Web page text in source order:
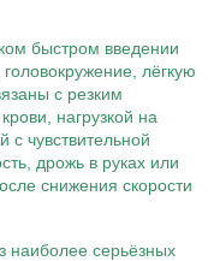
быстром введении
лёгкую
с резким
нагрузкой на
с чувствительной
дрожь в руках или
снижения скорости
наиболее серьёзных